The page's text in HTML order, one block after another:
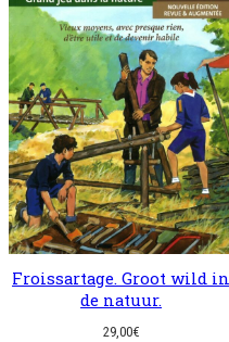
Froissartage. Groot wild in
de natuur.
29,00€